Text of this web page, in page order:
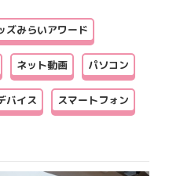
ズみらいアワード
ネット動画 パソコン
バイス スマートフォン